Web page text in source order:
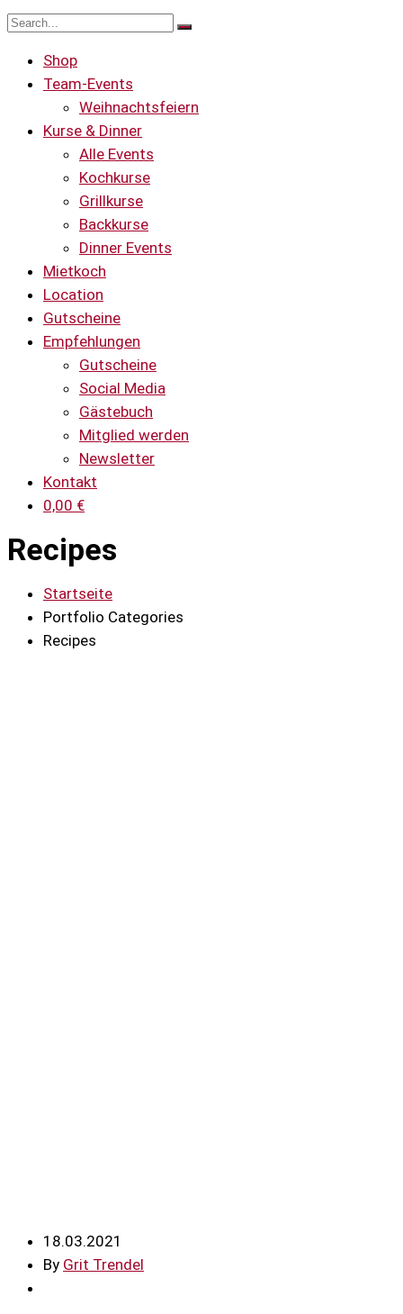
Shop
Team-Events
Weihnachtsfeiern
Kurse & Dinner
Alle Events
Kochkurse
Grillkurse
Backkurse
Dinner Events
Mietkoch
Location
Gutscheine
Empfehlungen
Gutscheine
Social Media
Gästebuch
Mitglied werden
Newsletter
Kontakt
0,00 €
Recipes
Startseite
Portfolio Categories
Recipes
18.03.2021
By Grit Trendel